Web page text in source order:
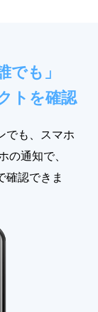
でも」
トを確認
でも、スマホ
通知で、
確認できま